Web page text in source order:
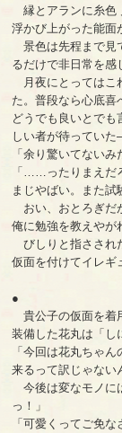
縁とアランに糸色
浮かび上がった能面
景色は先程まで見
るだけで非日常を感
月夜にとってはこ
た。普段なら心底喜
どうでも良いとで
しい者が待ってい
「余り驚いてないみ
「……ったりまえだ
まじやばい。また試
おい、おとろぎだ
俺に勉強を教えやが
びしりと指さされ
仮面を付けてイレギ
●
貴公子の仮面を着
装備した花丸は「し
「今回は花丸ちゃ
来るって訳じゃない
今後は変なモノに
っ！」
「可愛くってご免な